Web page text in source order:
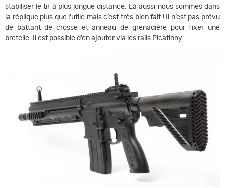
stabiliser le tir à plus longue distance. Là aussi nous sommes dans
la réplique plus que l’utile mais c’est très bien fait ! Il n’est pas prévu
de battant de crosse et anneau de grenadière pour fixer une
bretelle. Il est possible d’en ajouter via les rails Picatinny.